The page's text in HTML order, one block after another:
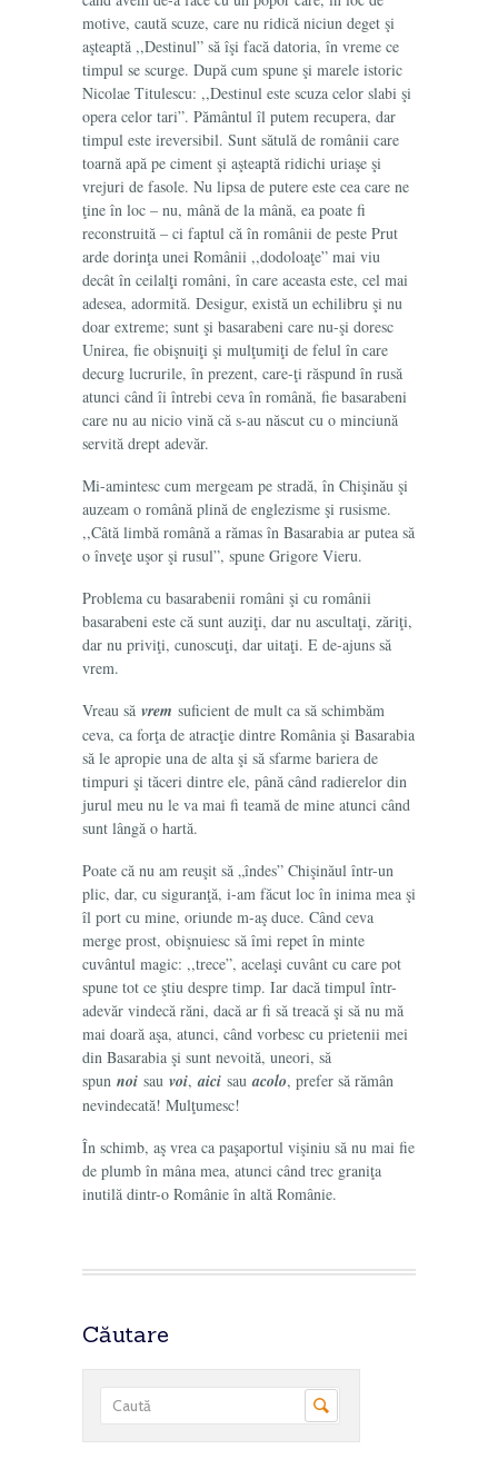
motive, caută scuze, care nu ridică niciun deget şi
aşteaptă ,,Destinul” să îşi facă datoria, în vreme ce
timpul se scurge. După cum spune şi marele istoric
Nicolae Titulescu: ,,Destinul este scuza celor slabi şi
opera celor tari”. Pământul îl putem recupera, dar
timpul este ireversibil. Sunt sătulă de românii care
toarnă apă pe ciment şi aşteaptă ridichi uriaşe şi
vrejuri de fasole. Nu lipsa de putere este cea care ne
ţine în loc – nu, mână de la mână, ea poate fi
reconstruită – ci faptul că în românii de peste Prut
arde dorinţa unei Românii ,,dodoloaţe” mai viu
decât în ceilalţi români, în care aceasta este, cel mai
adesea, adormită. Desigur, există un echilibru şi nu
doar extreme; sunt şi basarabeni care nu-şi doresc
Unirea, fie obişnuiţi şi mulţumiţi de felul în care
decurg lucrurile, în prezent, care-ţi răspund în rusă
atunci când îi întrebi ceva în română, fie basarabeni
care nu au nicio vină că s-au născut cu o minciună
servită drept adevăr.
Mi-amintesc cum mergeam pe stradă, în Chişinău şi
auzeam o română plină de englezisme şi rusisme.
,,Câtă limbă română a rămas în Basarabia ar putea să
o înveţe uşor şi rusul”, spune Grigore Vieru.
Problema cu basarabenii români şi cu românii
basarabeni este că sunt auziţi, dar nu ascultaţi, zăriţi,
dar nu priviţi, cunoscuţi, dar uitaţi. E de-ajuns să
vrem.
Vreau să vrem suficient de mult ca să schimbăm
ceva, ca forţa de atracţie dintre România şi Basarabia
să le apropie una de alta şi să sfarme bariera de
timpuri şi tăceri dintre ele, până când radierelor din
jurul meu nu le va mai fi teamă de mine atunci când
sunt lângă o hartă.
Poate că nu am reuşit să „îndes” Chişinăul într-un
plic, dar, cu siguranţă, i-am făcut loc în inima mea şi
îl port cu mine, oriunde m-aş duce. Când ceva
merge prost, obişnuiesc să îmi repet în minte
cuvântul magic: ,,trece”, acelaşi cuvânt cu care pot
spune tot ce ştiu despre timp. Iar dacă timpul într-
adevăr vindecă răni, dacă ar fi să treacă şi să nu mă
mai doară aşa, atunci, când vorbesc cu prietenii mei
din Basarabia şi sunt nevoită, uneori, să
spun noi sau voi,aici sauacolo, prefer să rămân
nevindecată! Mulţumesc!
În schimb, aş vrea ca paşaportul vişiniu să nu mai fie
de plumb în mâna mea, atunci când trec graniţa
inutilă dintr-o Românie în altă Românie.
Căutare